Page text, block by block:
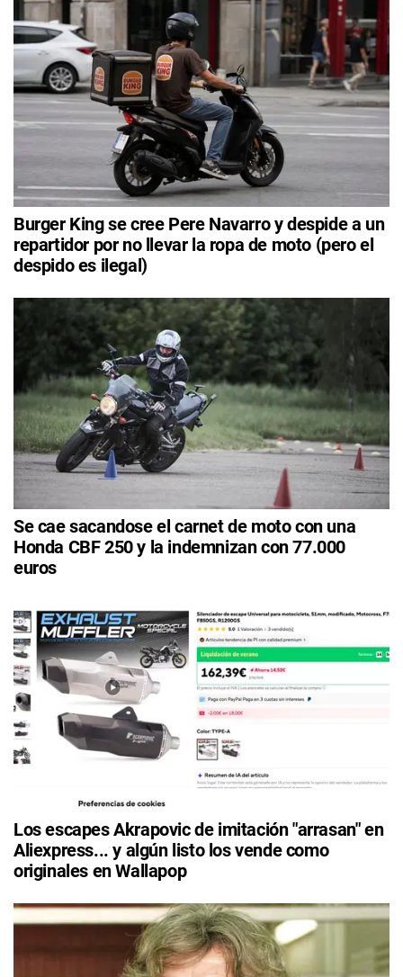
Burger King se cree Pere Navarro y despide a un
repartidor por no llevar la ropa de moto (pero el
despido es ilegal)
Se cae sacandose el carnet de moto con una
Honda CBF 250 y la indemnizan con 77.000
euros
Los escapes Akrapovic de imitación "arrasan" en
Aliexpress... y algún listo los vende como
originales en Wallapop